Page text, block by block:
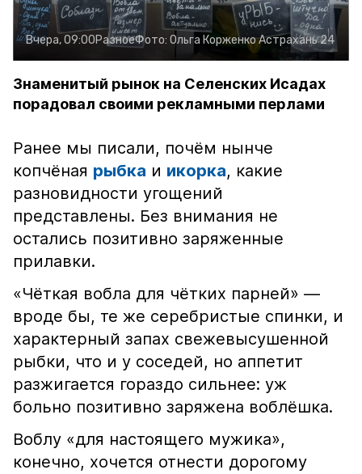
Вчера, 09:00РазноеФото: Ольга КорженкоАстрахань 24
Знаменитый рынок на Селенских Исадах
порадовал своими рекламными перлами
Ранее мы писали, почём нынче
копчёная рыбка и икорка, какие
разновидности угощений
представлены. Без внимания не
остались позитивно заряженные
прилавки.
«Чёткая вобла для чётких парней» —
вроде бы, те же серебристые спинки, и
характерный запах свежевысушенной
рыбки, что и у соседей, но аппетит
разжигается гораздо сильнее: уж
больно позитивно заряжена воблёшка.
Воблу «для настоящего мужика»,
конечно, хочется отнести дорогому